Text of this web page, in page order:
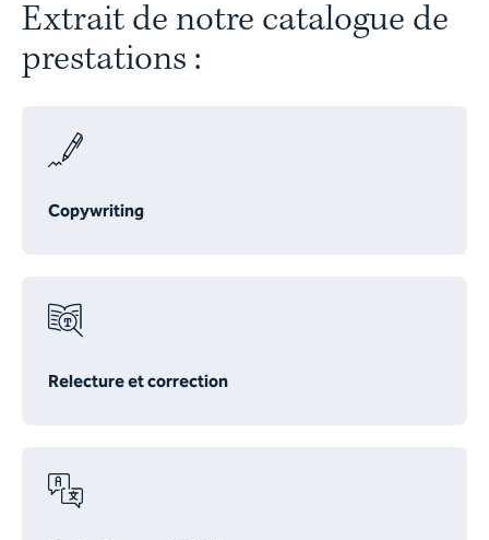
Extrait de notre catalogue de
prestations :
Copywriting
Relecture et correction